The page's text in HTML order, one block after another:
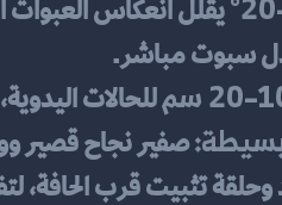
يقلّل انعكاس
سبوت مباشر.
للحالات
صفير نجاح قصير
وحلقة تثبيت قرب الحافة،